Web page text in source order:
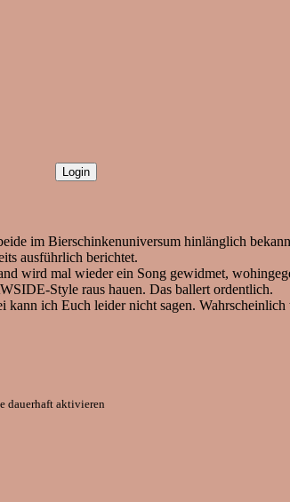
im Bierschinkenuniversum hinlänglich
ausführlich berichtet.
wird mal wieder ein Song gewidmet,
Style raus hauen. Das ballert ordentlich.
ich Euch leider nicht sagen.
dauerhaft aktivieren